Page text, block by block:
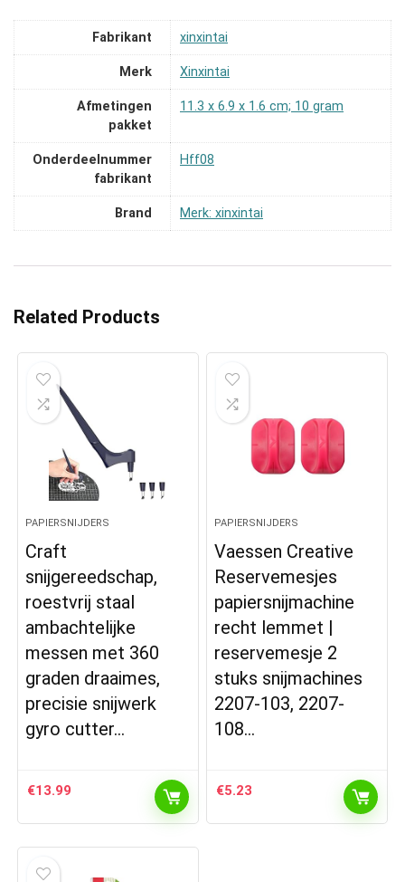
Fabrikant ‎xinxintai
Merk ‎Xinxintai
Afmetingen
pakket
‎11.3 x 6.9 x 1.6 cm; 10 gram
Onderdeelnummer
fabrikant
‎Hff08
Brand Merk: xinxintai
Related Products
PAPIERSNIJDERS
Craft
snijgereedschap,
roestvrij staal
ambachtelijke
messen met 360
graden draaimes,
precisie snijwerk
gyro cutter…
€13.99
PAPIERSNIJDERS
Vaessen Creative
Reservemesjes
papiersnijmachine
recht lemmet |
reservemesje 2
stuks snijmachines
2207-103, 2207-
108…
€5.23